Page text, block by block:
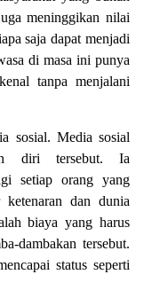
meninggikan nilai
saja dapat menjadi
di masa ini punya
tanpa menjalani
sosial. Media sosial
diri tersebut. Ia
setiap orang yang
ketenaran dan dunia
biaya yang harus
dambakan tersebut.
status seperti